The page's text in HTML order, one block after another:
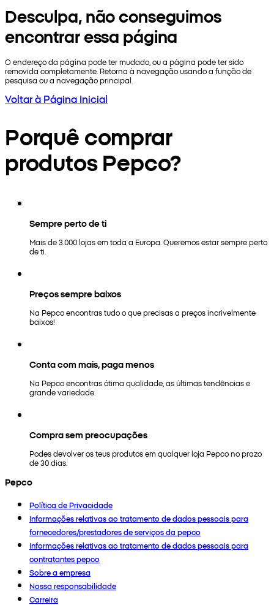
Desculpa, não conseguimos
encontrar essa página
O endereço da página pode ter mudado, ou a página pode ter sido
removida completamente. Retorna à navegação usando a função de
pesquisa ou a navegação principal.
Voltar à Página Inicial
Porquê comprar
produtos Pepco?
Sempre perto de ti
Mais de 3.000 lojas em toda a Europa. Queremos estar sempre perto
de ti.
Preços sempre baixos
Na Pepco encontras tudo o que precisas a preços incrivelmente
baixos!
Conta com mais, paga menos
Na Pepco encontras ótima qualidade, as últimas tendências e
grande variedade.
Compra sem preocupações
Podes devolver os teus produtos em qualquer loja Pepco no prazo
de 30 dias.
Pepco
Política de Privacidade
Informações relativas ao tratamento de dados pessoais para
fornecedores/prestadores de serviços da pepco
Informações relativas ao tratamento de dados pessoais para
contratantes pepco
Sobre a empresa
Nossa responsabilidade
Carreira